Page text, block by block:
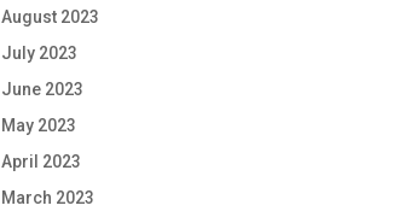
August 2023
July 2023
June 2023
May 2023
April 2023
March 2023